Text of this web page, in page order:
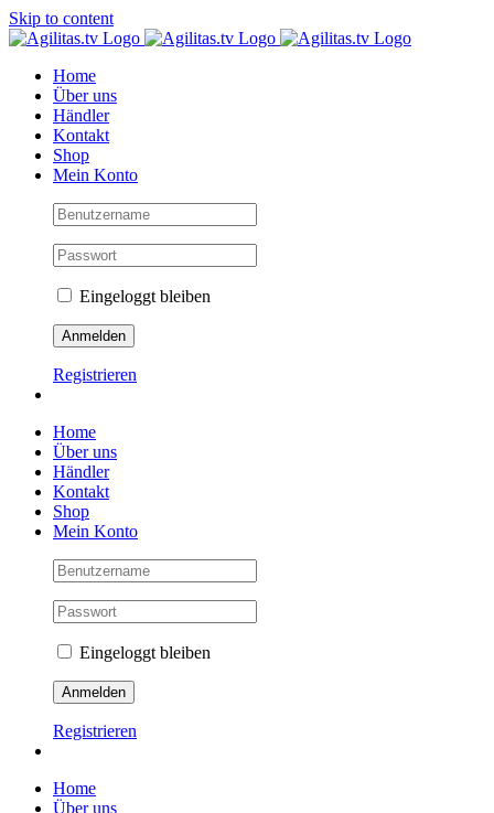
Skip to content
Home
Über uns
Händler
Kontakt
Shop
Mein Konto
Eingeloggt bleiben
Registrieren
Home
Über uns
Händler
Kontakt
Shop
Mein Konto
Eingeloggt bleiben
Registrieren
Home
Über uns